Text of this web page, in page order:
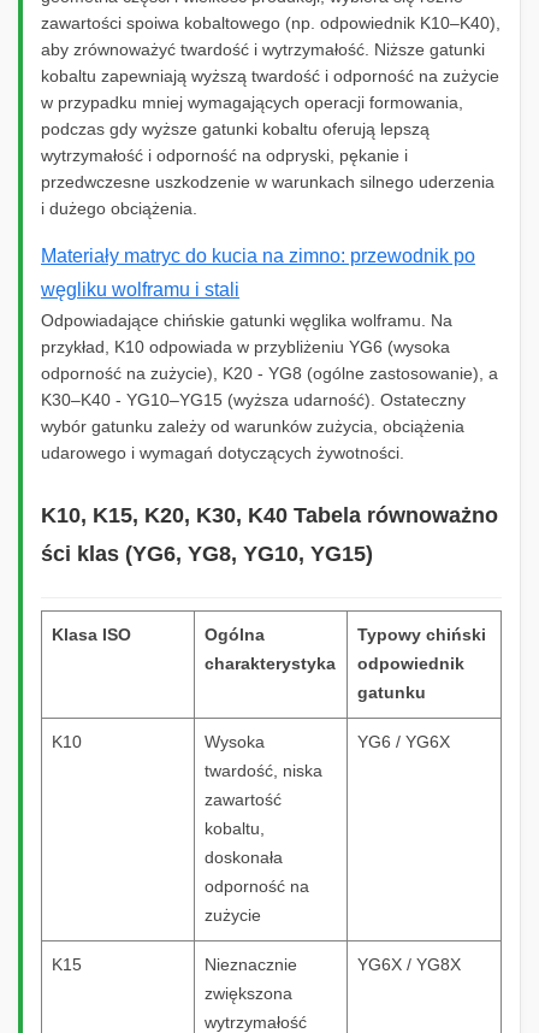
zawartości spoiwa kobaltowego (np. odpowiednik K10–K40),
aby zrównoważyć twardość i wytrzymałość. Niższe gatunki
kobaltu zapewniają wyższą twardość i odporność na zużycie
w przypadku mniej wymagających operacji formowania,
podczas gdy wyższe gatunki kobaltu oferują lepszą
wytrzymałość i odporność na odpryski, pękanie i
przedwczesne uszkodzenie w warunkach silnego uderzenia
i dużego obciążenia.
Materiały matryc do kucia na zimno: przewodnik po
węgliku wolframu i stali
Odpowiadające chińskie gatunki węglika wolframu. Na
przykład, K10 odpowiada w przybliżeniu YG6 (wysoka
odporność na zużycie), K20 - YG8 (ogólne zastosowanie), a
K30–K40 - YG10–YG15 (wyższa udarność). Ostateczny
wybór gatunku zależy od warunków zużycia, obciążenia
udarowego i wymagań dotyczących żywotności.
K10, K15, K20, K30, K40 Tabela równoważno
ści klas (YG6, YG8, YG10, YG15)
Klasa ISO
Ogólna
charakterystyka
Typowy chiński
odpowiednik
gatunku
K10
Wysoka
twardość, niska
zawartość
kobaltu,
doskonała
odporność na
zużycie
YG6 / YG6X
K15
Nieznacznie
zwiększona
wytrzymałość
YG6X / YG8X